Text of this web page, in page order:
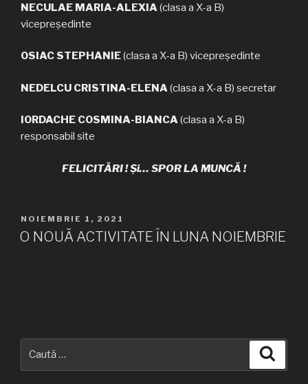
NECULAE MARIA-ALEXIA(clasa a X-a B)
vicepreședinte
OSIAC STEPHANIE(clasa a X-a B) vicepreședinte
NEDELCU CRISTINA-ELENA(clasa a X-a B) secretar
IORDACHE COSMINA-BIANCA(clasa a X-a B)
responsabil site
FELICITĂRI ! Și… SPOR LA MUNCĂ !
PUBLICAT
PE
NOIEMBRIE 1, 2021
O NOUĂ ACTIVITATE ÎN LUNA NOIEMBRIE